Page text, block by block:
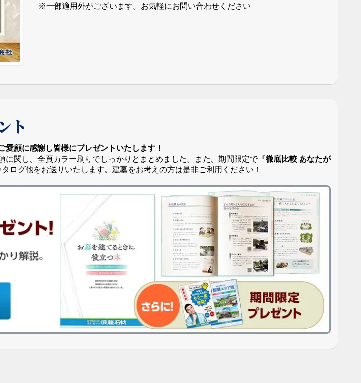
※一部適用外がございます。お気軽にお問い合わせください
ト
愛顧に感謝し皆様にプレゼントいたします！
関し、全頁カラー刷りでしっかりとまとめました。また、期間限定で『徹底比較 あなたが
ログ他をお送りいたします。建墓をお考えの方は是非ご利用ください！